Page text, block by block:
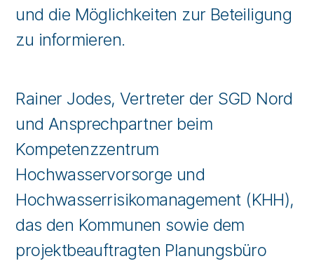
und die Möglichkeiten zur Beteiligung
zu informieren.
Rainer Jodes, Vertreter der SGD Nord
und Ansprechpartner beim
Kompetenzzentrum
Hochwasservorsorge und
Hochwasserrisikomanagement (KHH),
das den Kommunen sowie dem
projektbeauftragten Planungsbüro